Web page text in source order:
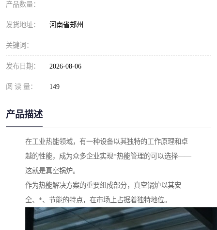
产品数量：
发货地址： 河南省郑州
关键词：
发布日期： 2026-08-06
阅 读 量： 149
产品描述
在工业热能领域，有一种设备以其独特的工作原理和卓
越的性能，成为众多企业实现*热能管理的可以选择——
这就是真空锅炉。
作为热能解决方案的重要组成部分，真空锅炉以其安
全、*、节能的特点，在市场上占据着独特地位。